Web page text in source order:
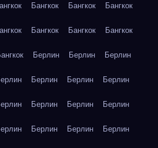
Бангкок Бангкок Бангкок
Бангкок Бангкок Бангкок
Берлин Берлин Берлин
Берлин Берлин Берлин
Берлин Берлин Берлин
Берлин Берлин Берлин